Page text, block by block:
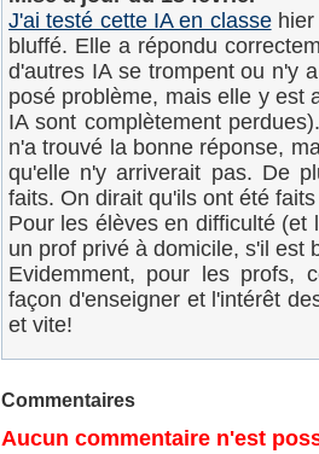
J'ai testé cette IA en classehier
bluffé. Elle a répondu
d'autres IA se trompent ou n'y
posé problème, mais elle y est
IA sont complètement
n'a trouvé la bonne réponse,
qu'elle n'y arriverait pas. De
faits. On dirait qu'ils ont été
Pour les élèves en difficulté (et
un prof privé à domicile, s'il est
Evidemment, pour les profs,
façon d'enseigner et l'intérêt
et vite!
Commentaires
Aucun commentaire n'est